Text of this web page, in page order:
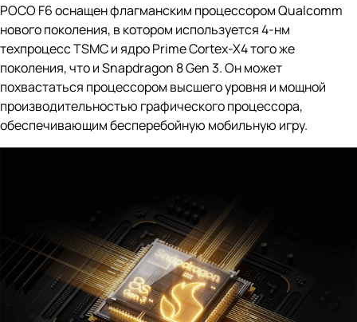
POCO F6 оснащен флагманским процессором Qualcomm
нового поколения, в котором используется 4-нм
техпроцесс TSMC и ядро Prime Cortex-X4 того же
поколения, что и Snapdragon 8 Gen 3. Он может
похвастаться процессором высшего уровня и мощной
производительностью графического процессора,
обеспечивающим бесперебойную мобильную игру.